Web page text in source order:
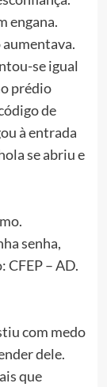
engana.
se igual
prédio
de
à entrada
se abriu e
senha,
CFEP – AD.
com medo
dele.
que